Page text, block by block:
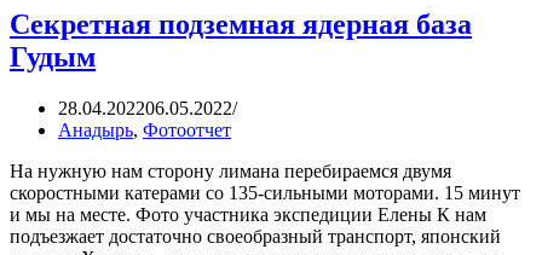
Секретная подземная ядерная база
Гудым
28.04.202206.05.2022
Анадырь, Фотоотчет
На нужную нам сторону лимана перебираемся двумя
скоростными катерами со 135-сильными моторами. 15 минут
и мы на месте. Фото участника экспедиции Елены К нам
подъезжает достаточно своеобразный транспорт, японский